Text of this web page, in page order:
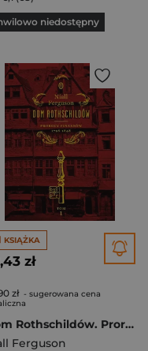
niedostępny
KSIĄŻKA
zł
zł - sugerowana cena
Dom Rothschildów. Prorocy finansów 1798-1848
Ferguson